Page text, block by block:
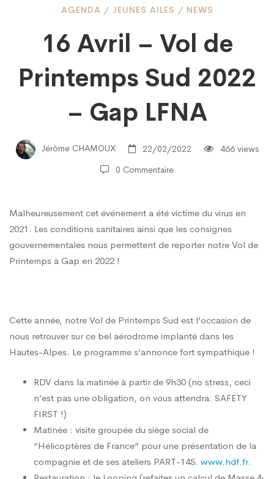
Avril
Vol
Printemps
Sud
2022
–
Gap
LFNA
AGENDA / JEUNES AILES / NEWS
16 Avril – Vol de
Printemps Sud 2022
– Gap LFNA
Jérôme CHAMOUX 22/02/2022
466 views
0 Commentaire
Malheureusement cet événement a été victime du virus en
2021. Les conditions sanitaires ainsi que les consignes
gouvernementales nous permettent de reporter notre Vol de
Printemps à Gap en 2022 !
Cette année, notre Vol de Printemps Sud est l’occasion de
nous retrouver sur ce bel aérodrome implanté dans les
Hautes-Alpes. Le programme s’annonce fort sympathique !
RDV dans la matinée à partir de 9h30 (no stress, ceci
n’est pas une obligation, on vous attendra. SAFETY
FIRST !)
Matinée : visite groupée du siège social de
“Hélicoptères de France” pour une présentation de la
compagnie et de ses ateliers PART-145. www.hdf.fr.